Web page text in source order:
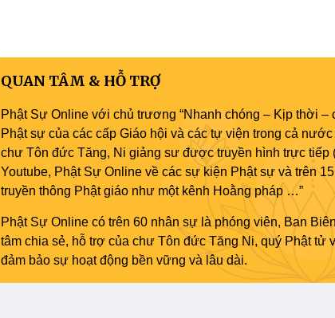
QUAN TÂM & HỖ TRỢ
Phật Sự Online với chủ trương “Nhanh chóng – Kịp thời –
Phật sự của các cấp Giáo hội và các tự viện trong cả
chư Tôn đức Tăng, Ni giảng sư được truyền hình trực tiếp
Youtube, Phật Sự Online về các sự kiện Phật sự và trên
truyền thông Phật giáo như một kênh Hoằng pháp …”
Phật Sự Online có trên 60 nhân sự là phóng viên, Ban
tâm chia sẻ, hỗ trợ của chư Tôn đức Tăng Ni, quý Phật
đảm bảo sự hoạt động bền vững và lâu dài.